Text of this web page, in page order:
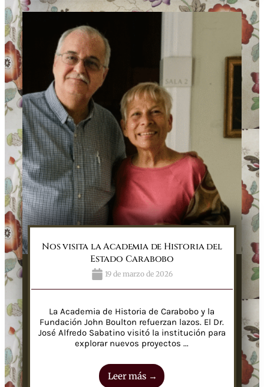
Nos visita la Academia de Historia del
Estado Carabobo
19 de marzo de 2026
La Academia de Historia de Carabobo y la
Fundación John Boulton refuerzan lazos. El Dr.
José Alfredo Sabatino visitó la institución para
explorar nuevos proyectos ...
Leer más →